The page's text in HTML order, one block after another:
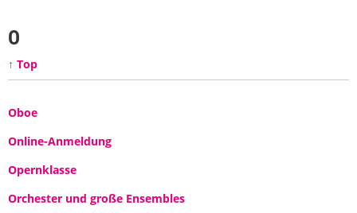
O
↑ Top
Oboe
Online-Anmeldung
Opernklasse
Orchester und große Ensembles